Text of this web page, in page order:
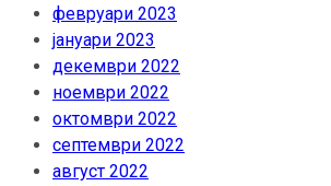
февруари 2023
јануари 2023
декември 2022
ноември 2022
октомври 2022
септември 2022
август 2022